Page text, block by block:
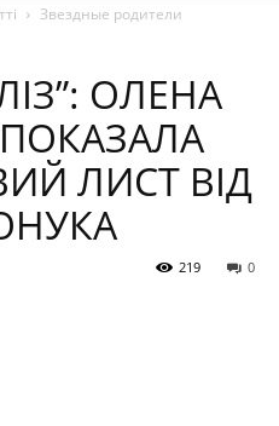
Мода,
здоровя,
Звездные родители
ОЛЕНА
ЛИСТ ВІД
0
219